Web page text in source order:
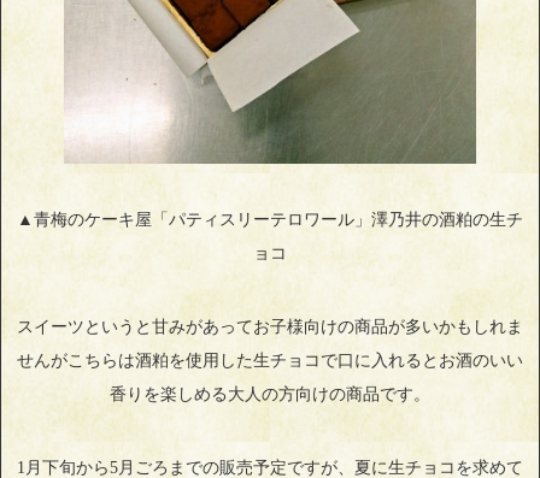
▲青梅のケーキ屋「パティスリーテロワール」澤乃井の酒粕の生チ
ョコ
スイーツというと甘みがあってお子様向けの商品が多いかもしれま
せんがこちらは酒粕を使用した生チョコで口に入れるとお酒のいい
香りを楽しめる大人の方向けの商品です。
1月下旬から5月ごろまでの販売予定ですが、夏に生チョコを求めて